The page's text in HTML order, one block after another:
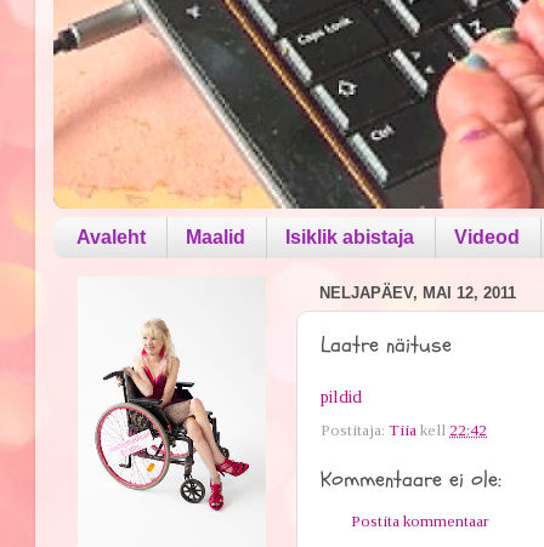
Avaleht Maalid Isiklik abistaja Videod
NELJAPÄEV, MAI 12, 2011
Laatre näituse
pildid
Postitaja:Tiia kell 22:42
Kommentaare ei ole:
Postita kommentaar